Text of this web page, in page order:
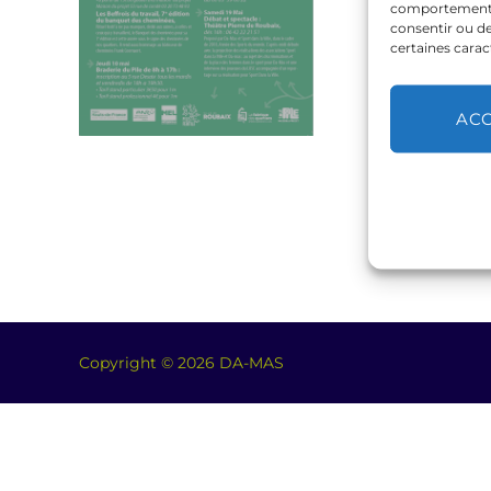
comportement
consentir ou
certaines
Copyright © 2026 DA-MAS